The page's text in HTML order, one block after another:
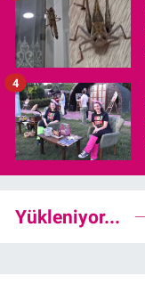
4
Yükleniyor...